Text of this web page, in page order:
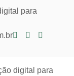
para
digital para